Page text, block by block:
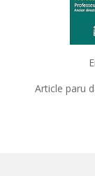
Article paru